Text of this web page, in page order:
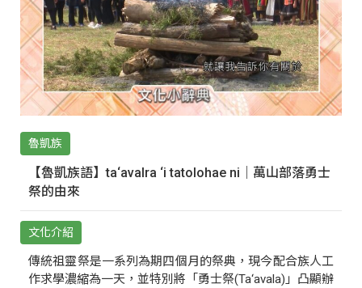
魯凱族
【魯凱族語】ta‘avalra ‘i tatolohae ni｜萬山部落勇士
祭的由來
文化介紹
傳統祖靈祭是一系列為期四個月的祭典，現今配合族人工
作求學濃縮為一天，並特別將「勇士祭(Ta‘avala)」凸顯辦